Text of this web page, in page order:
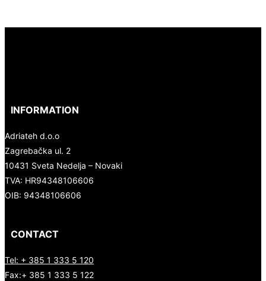
INFORMATION
Adriateh d.o.o
Zagrebačka ul. 2
10431 Sveta Nedelja – Novaki
TVA: HR94348106606
OIB: 94348106606
CONTACT
Tel: + 385 1 333 5 120
Fax:+ 385 1 333 5 122